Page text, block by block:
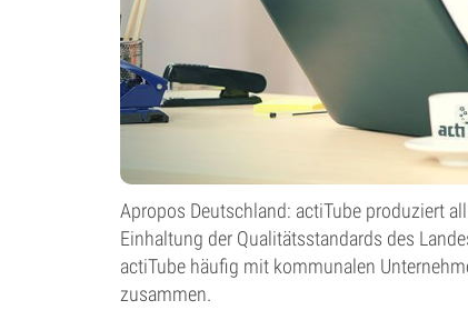
Apropos Deutschland: actiTube produziert
Einhaltung der Qualitätsstandards des
actiTube häufig mit kommunalen
zusammen.